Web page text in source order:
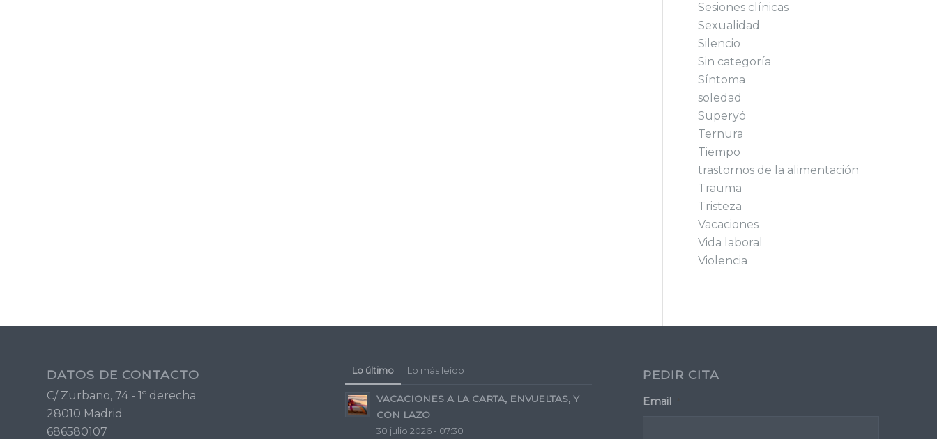
Sesiones clínicas
Sexualidad
Silencio
Sin categoría
Síntoma
soledad
Superyó
Ternura
Tiempo
trastornos de la alimentación
Trauma
Tristeza
Vacaciones
Vida laboral
Violencia
DATOS DE CONTACTO
C/ Zurbano, 74 - 1º derecha
28010 Madrid
686580107
Lo último Lo más leído
VACACIONES A LA CARTA, ENVUELTAS, Y
CON LAZO
30 julio 2026 - 07:30
PEDIR CITA
Email